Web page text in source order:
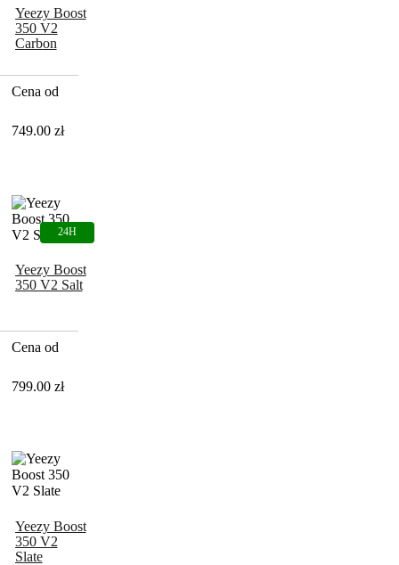
Yeezy Boost
350 V2
Carbon
Cena od
749.00 zł
Yeezy Boost
350 V2 Salt
Cena od
799.00 zł
Yeezy Boost
350 V2
Slate